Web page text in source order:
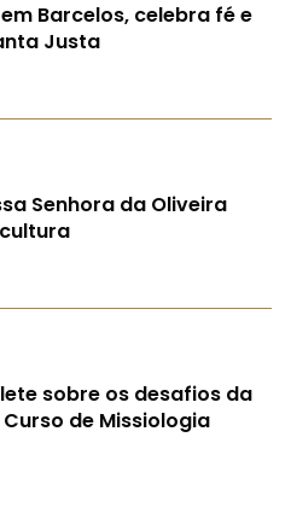
Barcelos, celebra fé e
Justa
Senhora da Oliveira
sobre os desafios da
de Missiologia